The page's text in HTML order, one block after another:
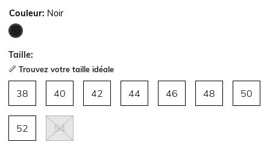
Couleur: Noir
Taille:
Trouvez votre taille idéale
38 40 42 44 46 48 50
52 54